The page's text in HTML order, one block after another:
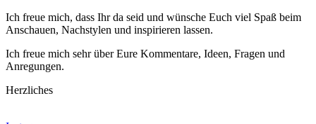
Ich freue mich, dass Ihr da seid und wünsche Euch viel Spaß beim
Anschauen, Nachstylen und inspirieren lassen.
Ich freue mich sehr über Eure Kommentare, Ideen, Fragen und
Anregungen.
Herzliches